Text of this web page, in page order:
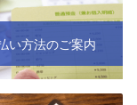
い方法のご案内